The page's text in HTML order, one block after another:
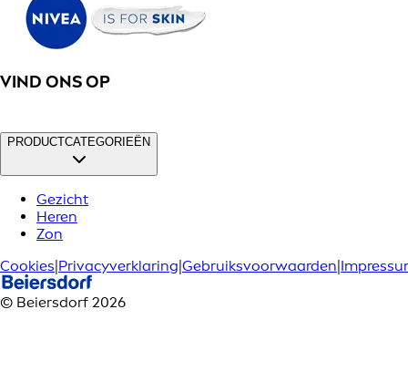
VIND ONS OP
PRODUCTCATEGORIEËN
Gezicht
Heren
Zon
Cookies Privacyverklaring Gebruiksvoorwaarden
© Beiersdorf 2026